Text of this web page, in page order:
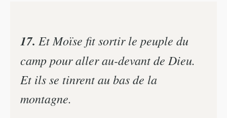
17. Et Moïse fit sortir le peuple du
camp pour aller au-devant de Dieu.
Et ils se tinrent au bas de la
montagne.